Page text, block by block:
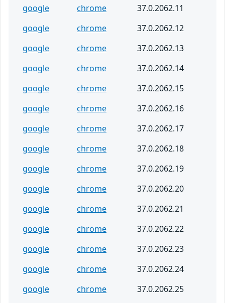
google
chrome
37.0.2062.11
google
chrome
37.0.2062.12
google
chrome
37.0.2062.13
google
chrome
37.0.2062.14
google
chrome
37.0.2062.15
google
chrome
37.0.2062.16
google
chrome
37.0.2062.17
google
chrome
37.0.2062.18
google
chrome
37.0.2062.19
google
chrome
37.0.2062.20
google
chrome
37.0.2062.21
google
chrome
37.0.2062.22
google
chrome
37.0.2062.23
google
chrome
37.0.2062.24
google
chrome
37.0.2062.25